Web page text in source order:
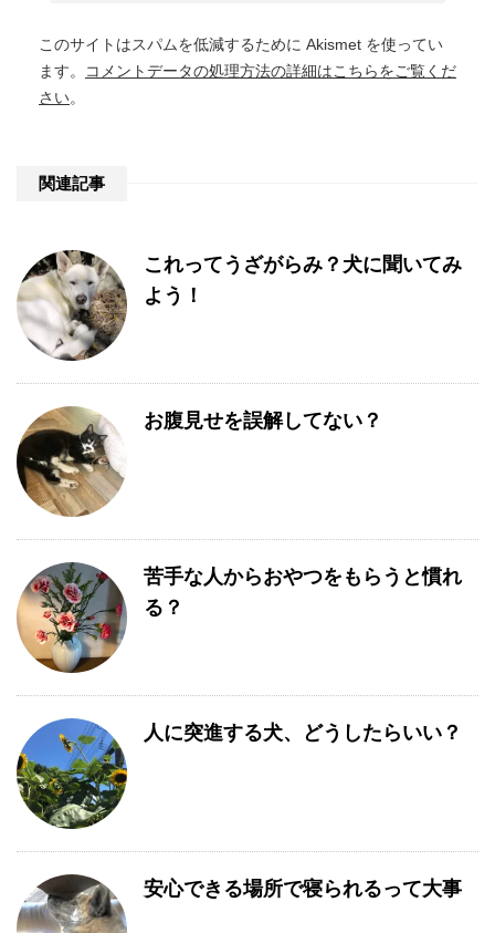
このサイトはスパムを低減するために Akismet を使ってい
ます。
コメントデータの処理方法の詳細はこちらをご覧くだ
さい。
関連記事
これってうざがらみ？犬に聞いてみ
よう！
お腹見せを誤解してない？
苦手な人からおやつをもらうと慣れ
る？
人に突進する犬、どうしたらいい？
安心できる場所で寝られるって大事